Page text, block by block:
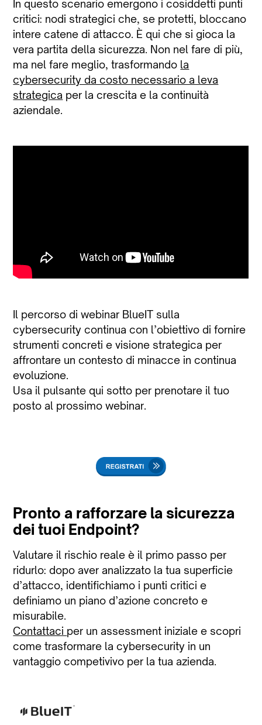
In questo scenario emergono i cosiddetti punti
critici: nodi strategici che, se protetti, bloccano
intere catene di attacco. È qui che si gioca la
vera partita della sicurezza. Non nel fare di più,
ma nel fare meglio, trasformando la
cybersecurity da costo necessario a leva
strategica per la crescita e la continuità
aziendale.
Il percorso di webinar BlueIT sulla
cybersecurity continua con l’obiettivo di fornire
strumenti concreti e visione strategica per
affrontare un contesto di minacce in continua
evoluzione.
Usa il pulsante qui sotto per prenotare il tuo
posto al prossimo webinar.
Pronto a rafforzare la sicurezza
dei tuoi Endpoint?
Valutare il rischio reale è il primo passo per
ridurlo: dopo aver analizzato la tua superficie
d’attacco, identifichiamo i punti critici e
definiamo un piano d’azione concreto e
misurabile.
Contattaci per un assessment iniziale e scopri
come trasformare la cybersecurity in un
vantaggio competivivo per la tua azienda.